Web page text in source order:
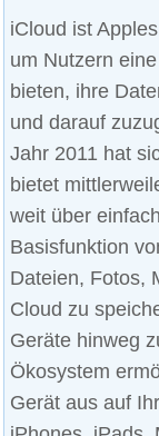
iCloud ist
um Nutzern
bieten, ihre
und darauf
Jahr 2011 hat
bietet
weit über
Basisfunktion
Dateien, Fotos,
Cloud zu
Geräte hinweg
Ökosystem
Gerät aus auf